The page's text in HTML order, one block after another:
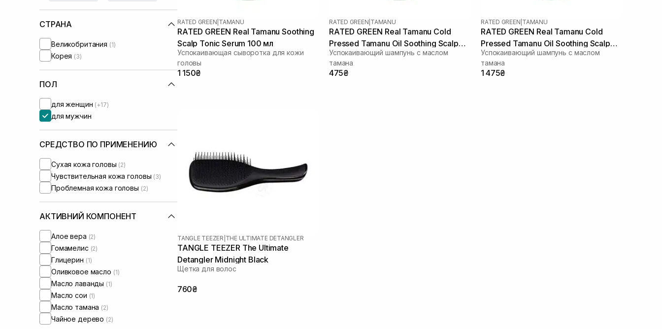
СТРАНА
Великобритания (1)
Корея (3)
ПОЛ
для женщин (+17)
для мужчин
СРЕДСТВО ПО ПРИМЕНЕНИЮ
Сухая кожа головы (2)
Чувствительная кожа головы (3)
Проблемная кожа головы (2)
АКТИВНИЙ КОМПОНЕНТ
Алое вера (2)
Гомамелис (2)
Глицерин (1)
Оливковое масло (1)
Масло лаванды (1)
Масло сои (1)
Масло тамана (2)
Чайное дерево (2)
RATED GREEN TAMANU
RATED GREEN Real Tamanu Soothing
Scalp Tonic Serum 100 мл
Успокаивающая сыворотка для кожи
головы
1 150₴
RATED GREEN TAMANU
RATED GREEN Real Tamanu Cold
Pressed Tamanu Oil Soothing Scalp
Shampoo 100 мл
Успокаивающий шампунь с маслом
тамана
475₴
RATED GREEN TAMANU
RATED GREEN Real Tamanu Cold
Pressed Tamanu Oil Soothing Scalp
Shampoo 400 мл
Успокаивающий шампунь с маслом
тамана
1 475₴
TANGLE TEEZER THE ULTIMATE DETANGLER
TANGLE TEEZER The Ultimate
Detangler Midnight Black
Щетка для волос
760₴